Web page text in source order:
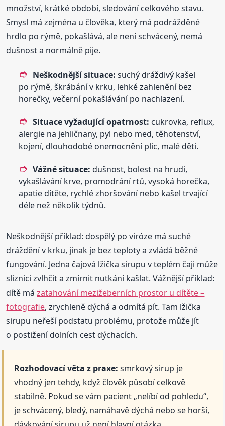
množství, krátké období, sledování celkového stavu.
Smysl má zejména u člověka, který má podrážděné
hrdlo po rýmě, pokašlává, ale není schvácený, nemá
dušnost a normálně pije.
Neškodnější situace: suchý dráždivý kašel
po rýmě, škrábání v krku, lehké zahlenění bez
horečky, večerní pokašlávání po nachlazení.
Situace vyžadující opatrnost: cukrovka, reflux,
alergie na jehličnany, pyl nebo med, těhotenství,
kojení, dlouhodobé onemocnění plic, malé děti.
Vážné situace: dušnost, bolest na hrudi,
vykašlávání krve, promodrání rtů, vysoká horečka,
apatie dítěte, rychlé zhoršování nebo kašel trvající
déle než několik týdnů.
Neškodnější příklad: dospělý po viróze má suché
dráždění v krku, jinak je bez teploty a zvládá běžné
fungování. Jedna čajová lžička sirupu v teplém čaji může
sliznici zvlhčit a zmírnit nutkání kašlat. Vážnější příklad:
dítě mázatahování mezižeberních prostor u dítěte –
fotografie, zrychleně dýchá a odmítá pít. Tam lžička
sirupu neřeší podstatu problému, protože může jít
o postižení dolních cest dýchacích.
Rozhodovací věta z praxe: smrkový sirup je
vhodný jen tehdy, když člověk působí celkově
stabilně. Pokud se vám pacient „nelíbí od pohledu“,
je schvácený, bledý, namáhavě dýchá nebo se horší,